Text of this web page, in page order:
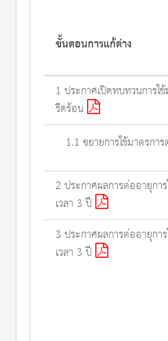
ขั้นตอนการแก้ต่าง
1 ประกาศเปิดทบทวนการใช้
รีดร้อน
1.1 ขยายการใช้มาตรก
2 ประกาศผลการต่ออายุการ
เวลา 3 ปี
3 ประกาศผลการต่ออายุการ
เวลา 3 ปี